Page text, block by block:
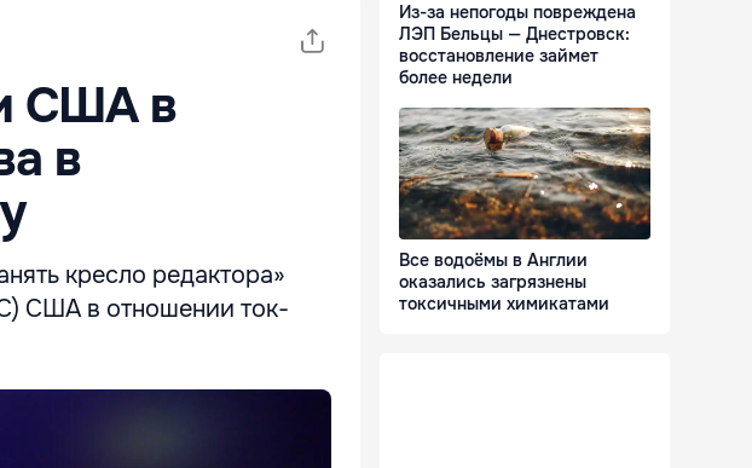
США в
в
кресло редактора»
США в отношении ток-
Из-за непогоды повреждена
ЛЭП Бельцы — Днестровск:
восстановление займет
более недели
Все водоёмы в Англии
оказались загрязнены
токсичными химикатами